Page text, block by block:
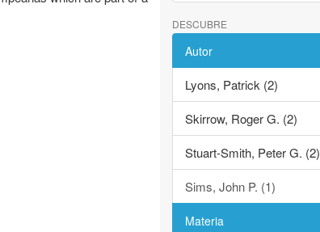
DESCUBRE
Autor
Lyons, Patrick (2)
Skirrow, Roger G. (2)
Stuart-Smith, Peter G. (2)
Sims, John P. (1)
Materia